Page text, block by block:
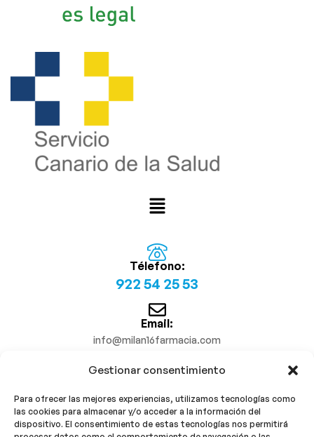
Gestionar consentimiento
Para ofrecer las mejores experiencias, utilizamos tecnologías como
las cookies para almacenar y/o acceder a la información del
dispositivo. El consentimiento de estas tecnologías nos permitirá
Télefono:
922 54 25 53
Email:
info@milan16farmacia.com
¡Síguenos!